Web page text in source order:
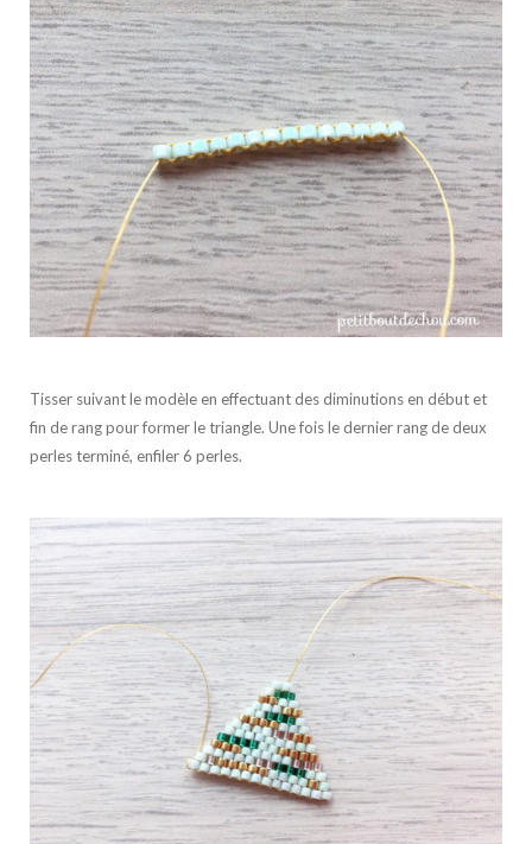
Tisser suivant le modèle en effectuant des diminutions en début et
fin de rang pour former le triangle. Une fois le dernier rang de deux
perles terminé, enfiler 6 perles.